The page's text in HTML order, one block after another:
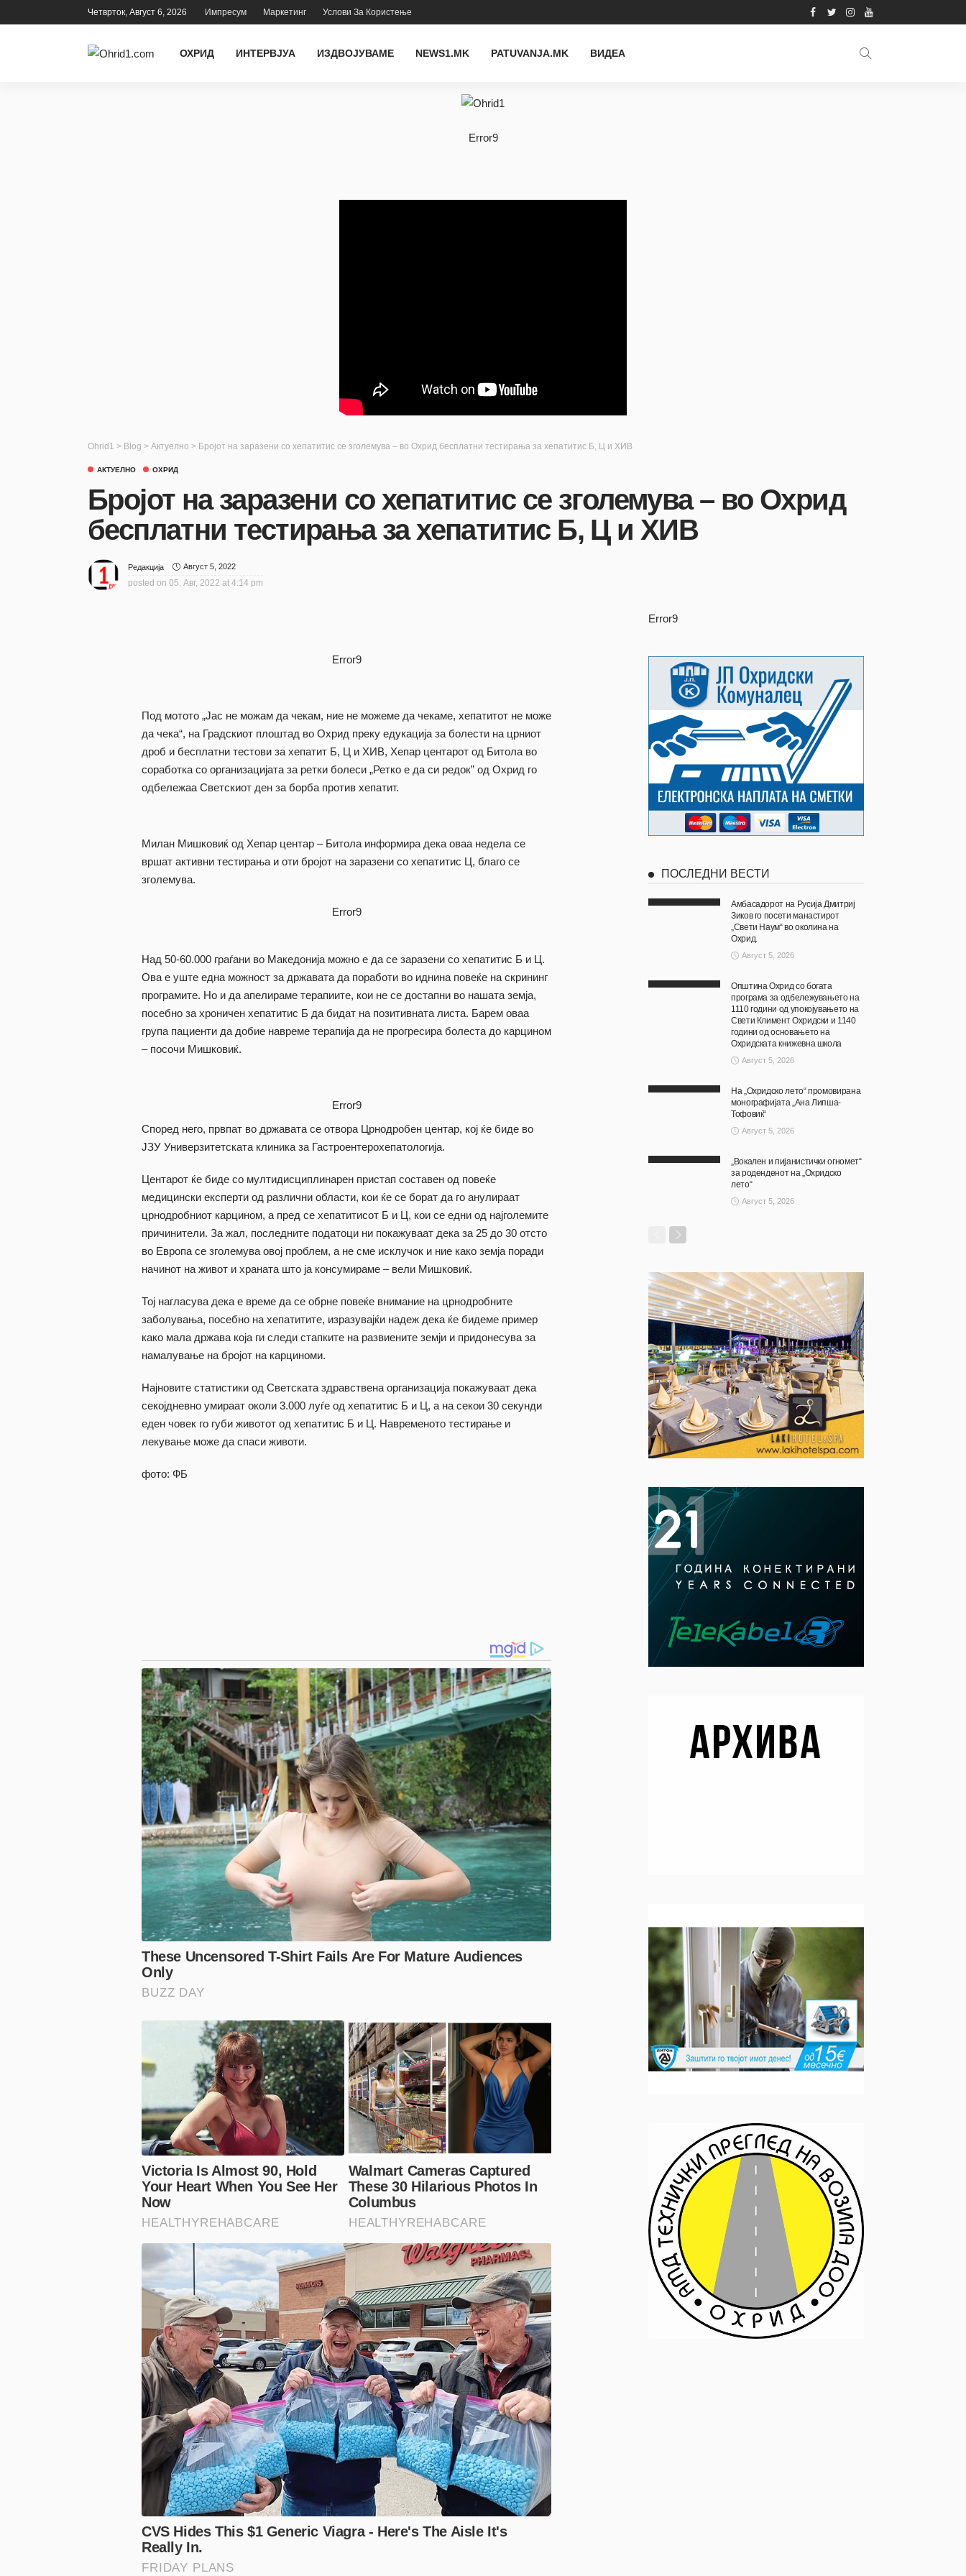
Четврток, Август 6, 2026 Импресум Маркетинг Услови За Користење
ОХРИД ИНТЕРВЈУА ИЗДВОЈУВАМЕ NEWS1.MK PATUVANJA.MK ВИДЕА
Error9
Ohrid1 > Blog > Актуелно > Бројот на заразени со хепатитис се зголемува – во Охрид бесплатни тестирања за хепатитис Б, Ц и ХИВ
АКТУЕЛНО ОХРИД
Бројот на заразени со хепатитис се зголемува – во Охрид
бесплатни тестирања за хепатитис Б, Ц и ХИВ
Редакција Август 5, 2022
posted on 05. Авг, 2022 at 4:14 pm
Error9
Под мотото „Јас не можам да чекам, ние не можеме да чекаме, хепатитот не може
да чека“, на Градскиот плоштад во Охрид преку едукација за болести на црниот
дроб и бесплатни тестови за хепатит Б, Ц и ХИВ, Хепар центарот од Битола во
соработка со организацијата за ретки болеси „Ретко е да си редок” од Охрид го
одбележаа Светскиот ден за борба против хепатит.
Милан Мишковиќ од Хепар центар – Битола информира дека оваа недела се
вршат активни тестирања и оти бројот на заразени со хепатитис Ц, благо се
зголемува.
Error9
Над 50-60.000 граѓани во Македонија можно е да се заразени со хепатитис Б и Ц.
Ова е уште една можност за државата да поработи во иднина повеќе на скрининг
програмите. Но и да апелираме терапиите, кои не се достапни во нашата земја,
посебно за хроничен хепатитис Б да бидат на позитивната листа. Барем оваа
група пациенти да добие навреме терапија да не прогресира болеста до карцином
– посочи Мишковиќ.
Error9
Според него, првпат во државата се отвора Црнодробен центар, кој ќе биде во
ЈЗУ Универзитетската клиника за Гастроентерохепатологија.
Центарот ќе биде со мултидисциплинарен пристап составен од повеќе
медицински експерти од различни области, кои ќе се борат да го анулираат
црнодробниот карцином, а пред се хепатитисот Б и Ц, кои се едни од најголемите
причинители. За жал, последните податоци ни покажуваат дека за 25 до 30 отсто
во Европа се зголемува овој проблем, а не сме исклучок и ние како земја поради
начинот на живот и храната што ја консумираме – вели Мишковиќ.
Тој нагласува дека е време да се обрне повеќе внимание на црнодробните
заболувања, посебно на хепатитите, изразувајќи надеж дека ќе бидеме пример
како мала држава која ги следи стапките на развиените земји и придонесува за
намалување на бројот на карциноми.
Најновите статистики од Светската здравствена организација покажуваат дека
секојдневно умираат околи 3.000 луѓе од хепатитис Б и Ц, а на секои 30 секунди
еден човек го губи животот од хепатитис Б и Ц. Навременото тестирање и
лекување може да спаси животи.
фото: ФБ
Error9
ПОСЛЕДНИ ВЕСТИ
Амбасадорот на Русија Дмитриј
Зиков го посети манастирот
„Свети Наум“ во околина на
Охрид.
Август 5, 2026
Општина Охрид со богата
програма за одбележувањето на
1110 години од упокојувањето на
Свети Климент Охридски и 1140
години од основањето на
Охридската книжевна школа
Август 5, 2026
На „Охридско лето“ промовирана
монографијата „Ана Липша-
Тофовиќ“
Август 5, 2026
„Вокален и пијанистички огномет“
за роденденот на „Охридско
лето“
Август 5, 2026